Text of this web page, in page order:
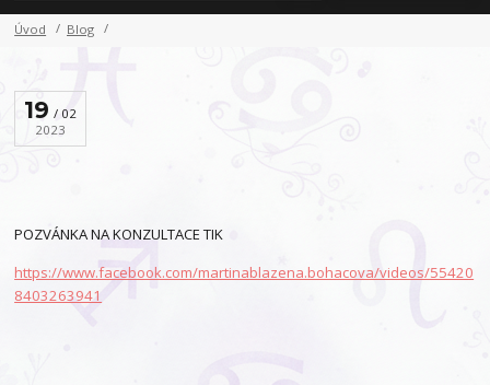
Úvod Blog
19
02
2023
POZVÁNKA NA KONZULTACE TIK
https://www.facebook.com/martinablazena.bohacova/videos/55420
8403263941